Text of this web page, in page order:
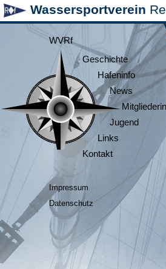
Wassersportverein
WVRf
Geschichte
Hafeninfo
News
Jugend
Links
Kontakt
Impressum
Datenschutz